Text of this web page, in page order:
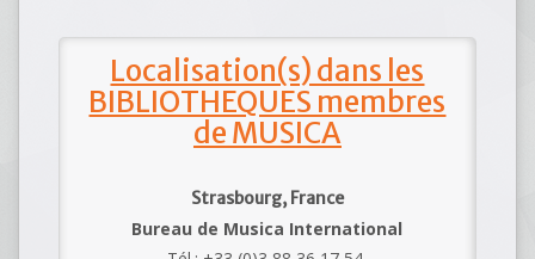
Localisation(s) dans les
BIBLIOTHEQUES membres
de MUSICA
Strasbourg, France
Bureau de Musica International